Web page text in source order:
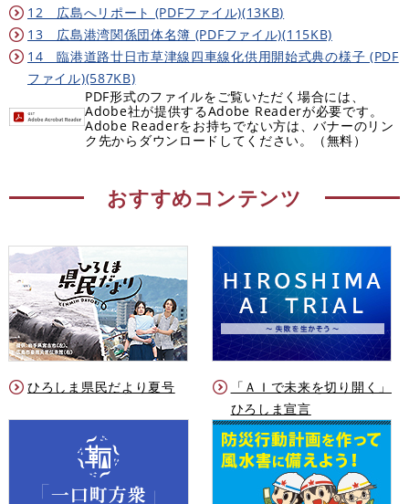
12 広島へリポート (PDFファイル)(13KB)
13 広島港湾関係団体名簿 (PDFファイル)(115KB)
14 臨港道路廿日市草津線四車線化供用開始式典の様子 (PDF
ファイル)(587KB)
PDF形式のファイルをご覧いただく場合には、
Adobe社が提供するAdobe Readerが必要です。
Adobe Readerをお持ちでない方は、バナーのリン
ク先からダウンロードしてください。（無料）
おすすめコンテンツ
ひろしま県民だより夏号
「ＡＩで未来を切り開く」
ひろしま宣言